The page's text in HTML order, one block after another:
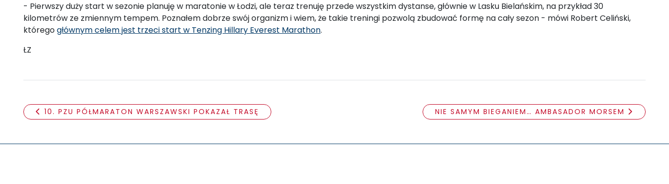
- Pierwszy duży start w sezonie planuję w maratonie w Łodzi, ale teraz trenuję przede wszystkim dystanse, głównie w Lasku Bielańskim, na przykład 30
kilometrów ze zmiennym tempem. Poznałem dobrze swój organizm i wiem, że takie treningi pozwolą zbudować formę na cały sezon - mówi Robert Celiński,
któregogłównym celem jest trzeci start w Tenzing Hillary Everest Marathon.
ŁZ
10. PZU PÓŁMARATON WARSZAWSKI POKAZAŁ TRASĘ NIE SAMYM BIEGANIEM… AMBASADOR MORSEM